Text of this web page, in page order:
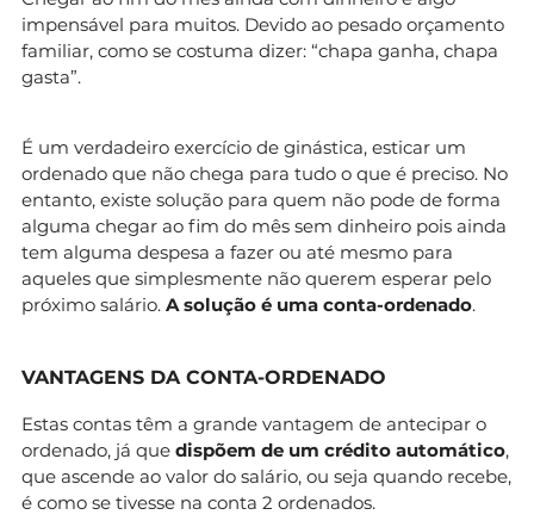
impensável para muitos. Devido ao pesado orçamento
familiar, como se costuma dizer: “chapa ganha, chapa
gasta”.
É um verdadeiro exercício de ginástica, esticar um
ordenado que não chega para tudo o que é preciso. No
entanto, existe solução para quem não pode de forma
alguma chegar ao fim do mês sem dinheiro pois ainda
tem alguma despesa a fazer ou até mesmo para
aqueles que simplesmente não querem esperar pelo
próximo salário. A solução é uma conta-ordenado.
VANTAGENS DA CONTA-ORDENADO
Estas contas têm a grande vantagem de antecipar o
ordenado, já que dispõem de um crédito automático,
que ascende ao valor do salário, ou seja quando recebe,
é como se tivesse na conta 2 ordenados.